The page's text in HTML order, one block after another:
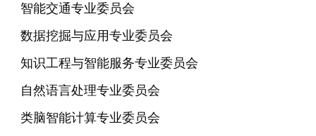
智能交通专业委员会
数据挖掘与应用专业委员会
知识工程与智能服务专业委员会
自然语言处理专业委员会
类脑智能计算专业委员会